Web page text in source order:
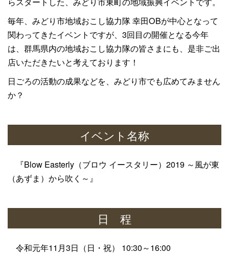
毎年、みどり市地域おこし協力隊 幸田OBが中心となって
関わってきたイベントですが、3回目の開催となる今年
は、群馬県内の地域おこし協力隊の皆さまにも、是非ご出
店いただきたいと考えております！
日ごろの活動の成果などを、みどり市でも広めてみません
か？
イベント名称
『Blow Easterly（ブロウ イースタリー）2019 ～風が東
（あずま）から吹く～』
日 程
令和元年11 月3日（日・祝） 10:30～16:00